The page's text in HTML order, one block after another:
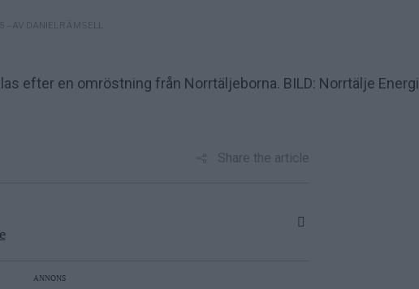
– AV DANIEL RÄMSELL
efter en omröstning från Norrtäljeborna. BILD: Norrtälje Energi
Share the article
ANNONS